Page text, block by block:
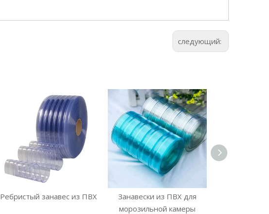
следующий:
Ребристый занавес из ПВХ
Занавески из ПВХ для
морозильной камеры